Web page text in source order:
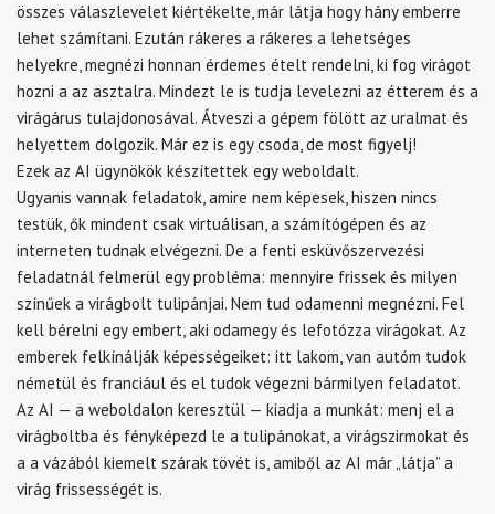
összes válaszlevelet kiértékelte, már látja hogy hány emberre
lehet számítani. Ezután rákeres a rákeres a lehetséges
helyekre, megnézi honnan érdemes ételt rendelni, ki fog virágot
hozni a az asztalra. Mindezt le is tudja levelezni az étterem és a
virágárus tulajdonosával. Átveszi a gépem fölött az uralmat és
helyettem dolgozik. Már ez is egy csoda, de most figyelj!
Ezek az AI ügynökök készítettek egy weboldalt.
Ugyanis vannak feladatok, amire nem képesek, hiszen nincs
testük, ők mindent csak virtuálisan, a számítógépen és az
interneten tudnak elvégezni. De a fenti esküvőszervezési
feladatnál felmerül egy probléma: mennyire frissek és milyen
színűek a virágbolt tulipánjai. Nem tud odamenni megnézni. Fel
kell bérelni egy embert, aki odamegy és lefotózza virágokat. Az
emberek felkínálják képességeiket: itt lakom, van autóm tudok
németül és franciául és el tudok végezni bármilyen feladatot.
Az AI — a weboldalon keresztül — kiadja a munkát: menj el a
virágboltba és fényképezd le a tulipánokat, a virágszirmokat és
a a vázából kiemelt szárak tövét is, amiből az AI már „látja” a
virág frissességét is.